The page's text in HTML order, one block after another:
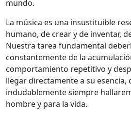
mundo.
La música es una insustituible
humano, de crear y de inventar,
Nuestra tarea fundamental
constantemente de la
comportamiento repetitivo y
llegar directamente a su esencia,
indudablemente siempre
hombre y para la vida.